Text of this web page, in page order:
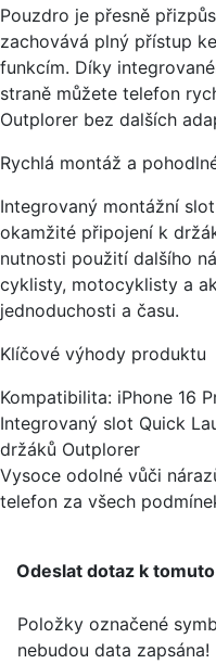
Pouzdro je přesně
zachovává plný přístup
funkcím. Díky
straně můžete telefon
Outplorer bez dalších
Rychlá montáž a
Integrovaný montážní
okamžité připojení k
nutnosti použití dalšího
cyklisty, motocyklisty a
jednoduchosti a času.
Klíčové výhody produktu
Kompatibilita: iPhone 16
Integrovaný slot Quick
držáků Outplorer
Vysoce odolné vůči
telefon za všech
Odeslat dotaz k
Položky označené
nebudou data zapsána!